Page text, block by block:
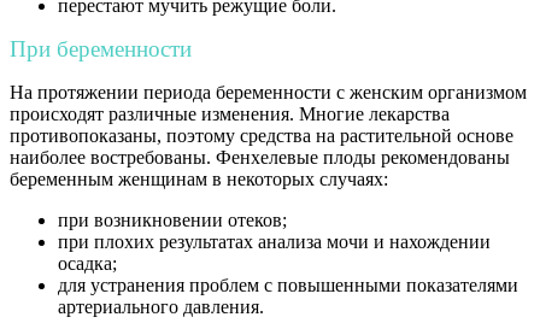
перестают мучить режущие боли.
При беременности
На протяжении периода беременности с женским организмом
происходят различные изменения. Многие лекарства
противопоказаны, поэтому средства на растительной основе
наиболее востребованы. Фенхелевые плоды рекомендованы
беременным женщинам в некоторых случаях:
при возникновении отеков;
при плохих результатах анализа мочи и нахождении
осадка;
для устранения проблем с повышенными показателями
артериального давления.